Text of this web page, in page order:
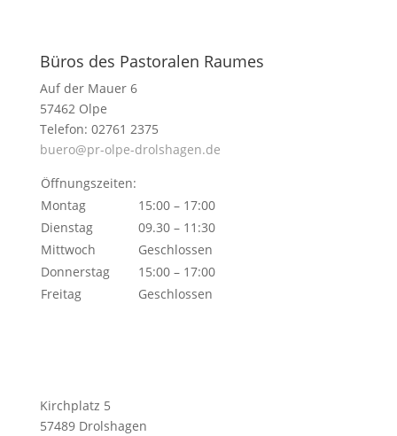
Büros des Pastoralen Raumes
Auf der Mauer 6
57462 Olpe
Telefon: 02761 2375
buero@pr-olpe-drolshagen.de
Öffnungszeiten:
Montag
15:00 – 17:00
Dienstag
09.30 – 11:30
Mittwoch
Geschlossen
Donnerstag
15:00 – 17:00
Freitag
Geschlossen
Kirchplatz 5
57489 Drolshagen